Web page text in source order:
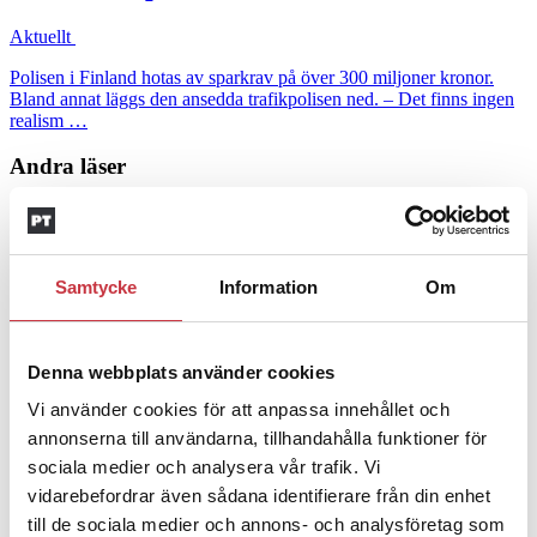
Samtycke Information Om
Denna webbplats använder cookies
Vi använder cookies för att anpassa innehållet och
annonserna till användarna, tillhandahålla funktioner för
sociala medier och analysera vår trafik. Vi
vidarebefordrar även sådana identifierare från din enhet
till de sociala medier och annons- och analysföretag som
Aktuellt
Polisen i Finland hotas av sparkrav på över 300 miljoner kronor.
Bland annat läggs den ansedda trafikpolisen ned. – Det finns ingen
realism …
Andra läser
3 juni 2026
Klart: Ingångslönen höjs med 2 300
kronor
Insändare:
Miljoner i sjön –
polisaspiranter underkänns på
godtyckliga grunder
1 juni 2026